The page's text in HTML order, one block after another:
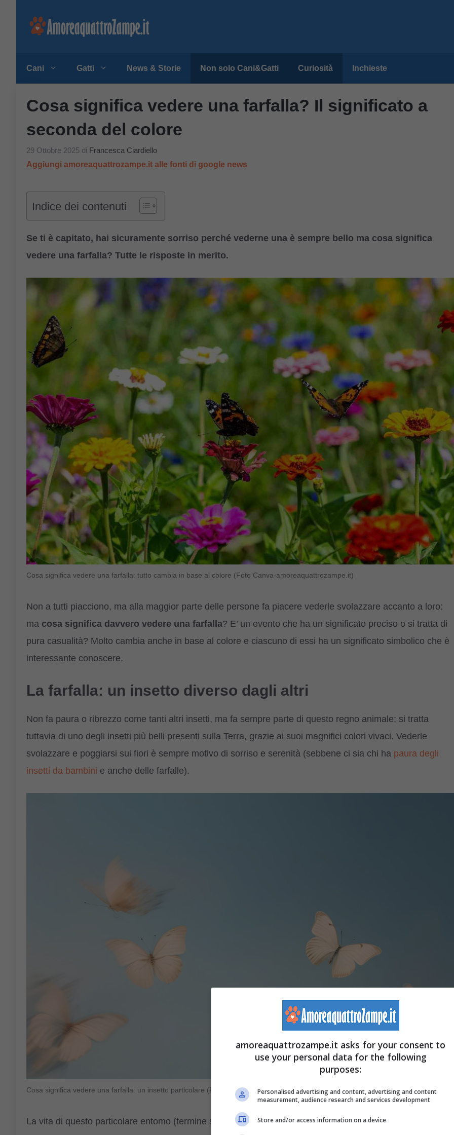
Cani Gatti News & Storie Non solo Cani&Gatti Curiosità Inchieste
Cosa significa vedere una farfalla? Il significato a
seconda del colore
29 Ottobre 2025 di Francesca Ciardiello
Aggiungi amoreaquattrozampe.it alle fonti di google news
Indice dei contenuti
Se ti è capitato, hai sicuramente sorriso perché vederne una è sempre bello ma cosa significa
vedere una farfalla? Tutte le risposte in merito.
Cosa significa vedere una farfalla: tutto cambia in base al colore (Foto Canva-amoreaquattrozampe.it)
Non a tutti piacciono, ma alla maggior parte delle persone fa piacere vederle svolazzare accanto a loro:
ma cosa significa davvero vedere una farfalla? E’ un evento che ha un significato preciso o si tratta di
pura casualità? Molto cambia anche in base al colore e ciascuno di essi ha un significato simbolico che è
interessante conoscere.
La farfalla: un insetto diverso dagli altri
Non fa paura o ribrezzo come tanti altri insetti, ma fa sempre parte di questo regno animale; si tratta
tuttavia di uno degli insetti più belli presenti sulla Terra, grazie ai suoi magnifici colori vivaci. Vederle
svolazzare e poggiarsi sui fiori è sempre motivo di sorriso e serenità (sebbene ci sia chi ha paura degli
insetti da bambini e anche delle farfalle).
Cosa significa vedere una farfalla: un insetto particolare (Foto Canva-amoreaquattrozampe.it)
La vita di questo particolare entomo (termine scientifico) è simile ad un cammino spirituale
amoreaquattrozampe.it asks for your consent to
use your personal data for the following
purposes:
Personalised advertising and content, advertising and content
measurement, audience research and services development
Store and/or access information on a device